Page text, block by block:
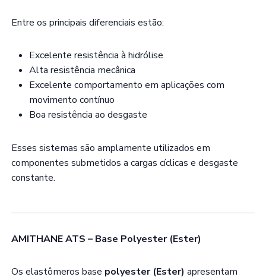
Entre os principais diferenciais estão:
Excelente resistência à hidrólise
Alta resistência mecânica
Excelente comportamento em aplicações com
movimento contínuo
Boa resistência ao desgaste
Esses sistemas são amplamente utilizados em
componentes submetidos a cargas cíclicas e desgaste
constante.
AMITHANE ATS – Base Polyester (Ester)
Os elastômeros base polyester (Ester) apresentam